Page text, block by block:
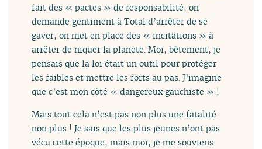
fait des « pactes » de responsabilité, on
demande gentiment à Total d’arrêter de se
gaver, on met en place des « incitations » à
arrêter de niquer la planète. Moi, bêtement, je
pensais que la loi était un outil pour protéger
les faibles et mettre les forts au pas. J’imagine
que c’est mon côté « dangereux gauchiste » !
Mais tout cela n’est pas non plus une fatalité
non plus ! Je sais que les plus jeunes n’ont pas
vécu cette époque, mais moi, je me souviens